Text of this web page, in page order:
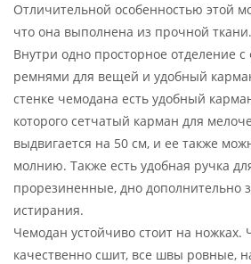
Отличительной особенностью этой
что она выполнена из прочной ткани.
Внутри одно просторное отделение
ремнями для вещей и удобный
стенке чемодана есть удобный
которого сетчатый карман для
выдвигается на 50 см, и ее также
молнию. Также есть удобная ручка
прорезиненные, дно дополнительно
истирания.
Чемодан устойчиво стоит на ножках.
качественно сшит, все швы ровные,